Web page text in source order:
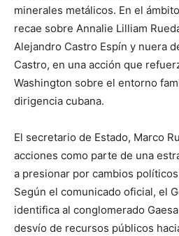
minerales metálicos. En el
recae sobre Annalie Lilliam
Alejandro Castro Espín y nuera
Castro, en una acción que
Washington sobre el entorno
dirigencia cubana.
El secretario de Estado, Marco
acciones como parte de una
a presionar por cambios
Según el comunicado oficial, el
identifica al conglomerado
desvío de recursos públicos